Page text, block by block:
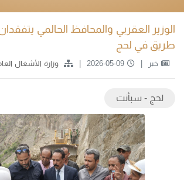
الوزير العقربي والمحافظ الحالمي
طريق في لحج
خبر 2026-05-09 وزارة الأشغال
لحج - سبأنت